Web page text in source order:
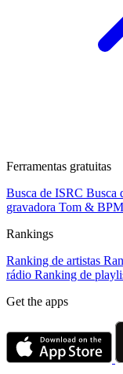
Ferramentas gratuitas
Busca de ISRC Busca
gravadora Tom & BPM
Rankings
Ranking de artistas
rádio Ranking de
Get the apps